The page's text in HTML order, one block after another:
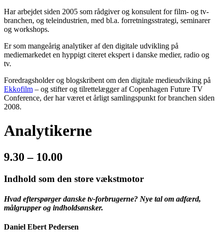
Har arbejdet siden 2005 som rådgiver og konsulent for film- og tv-
branchen, og teleindustrien, med bl.a. forretningsstrategi, seminarer
og workshops.
Er som mangeårig analytiker af den digitale udvikling på
mediemarkedet en hyppigt citeret ekspert i danske medier, radio og
tv.
Foredragsholder og blogskribent om den digitale medieudviking på
Ekkofilm – og stifter og tilrettelægger af Copenhagen Future TV
Conference, der har været et årligt samlingspunkt for branchen siden
2008.
Analytikerne
9.30 – 10.00
Indhold som den store vækstmotor
Hvad efterspørger danske tv-forbrugerne? Nye tal om adfærd,
målgrupper og indholdsønsker.
Daniel Ebert Pedersen